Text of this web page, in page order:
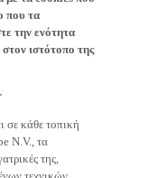
που τα
την ενότητα
ιστότοπο της
σε κάθε τοπική
N.V., τα
της,
τεχνικών